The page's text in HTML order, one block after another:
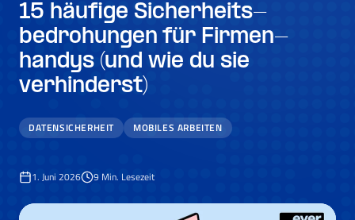
15 häufige Sicher­heits­
bedrohungen für Firmen­
handys (und wie du sie
verhinderst)
DATENSICHERHEIT MOBILES ARBEITEN
1. Juni 2026 9 Min. Lesezeit